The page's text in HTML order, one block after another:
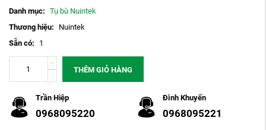
Danh mục: Tụ bù Nuintek
Thương hiệu:
Nuintek
Sẵn có:
1
THÊM GIỎ HÀNG
Trần Hiệp
0968095220
Đình Khuyến
0968095221